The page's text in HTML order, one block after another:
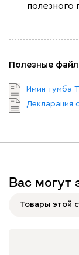
полезного
Полезные
Имин тумба
Декларация
Вас могут
Товары этой